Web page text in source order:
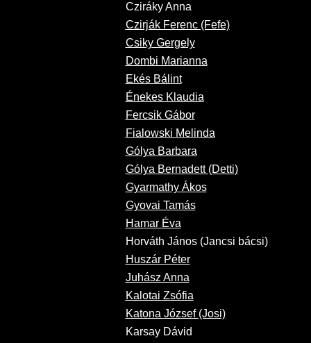
Cziráky Anna
Czirják Ferenc (Fefe)
Csiky Gergely
Dombi Marianna
Ekés Bálint
Énekes Klaudia
Fercsik Gábor
Fialowski Melinda
Gólya Barbara
Gólya Bernadett (Detti)
Gyarmathy Ákos
Gyovai Tamás
Hamar Éva
Horváth János (Jancsi bácsi)
Huszár Péter
Juhász Anna
Kalotai Zsófia
Katona József (Josi)
Karsay Dávid